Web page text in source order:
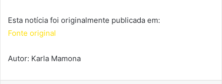
Esta notícia foi originalmente publicada em:
Fonte original
Autor: Karla Mamona